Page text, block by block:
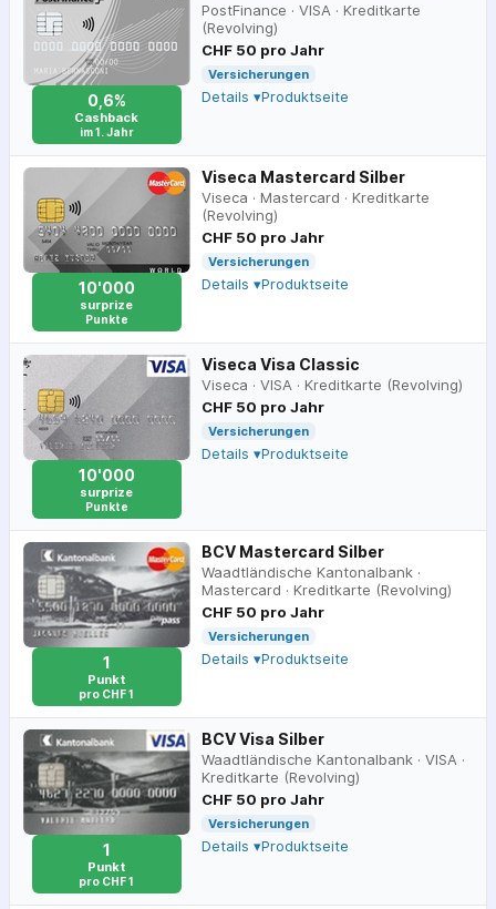
0,6%
Cashback
im 1. Jahr
PostFinance · VISA · Kreditkarte
(Revolving)
CHF 50 pro Jahr
Versicherungen
Details ▾Produktseite
10'000
surprize
Punkte
Viseca Mastercard Silber
Viseca · Mastercard · Kreditkarte
(Revolving)
CHF 50 pro Jahr
Versicherungen
Details ▾Produktseite
10'000
surprize
Punkte
Viseca Visa Classic
Viseca · VISA · Kreditkarte (Revolving)
CHF 50 pro Jahr
Versicherungen
Details ▾Produktseite
1
Punkt
pro CHF 1
BCV Mastercard Silber
Waadtländische Kantonalbank ·
Mastercard · Kreditkarte (Revolving)
CHF 50 pro Jahr
Versicherungen
Details ▾Produktseite
1
Punkt
pro CHF 1
BCV Visa Silber
Waadtländische Kantonalbank · VISA ·
Kreditkarte (Revolving)
CHF 50 pro Jahr
Versicherungen
Details ▾Produktseite